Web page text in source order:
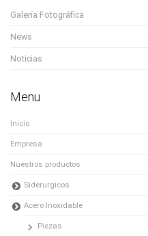
Galería Fotográfica
News
Noticias
Menu
Inicio
Empresa
Nuestros productos
Siderurgicos
Acero Inoxidable
Piezas